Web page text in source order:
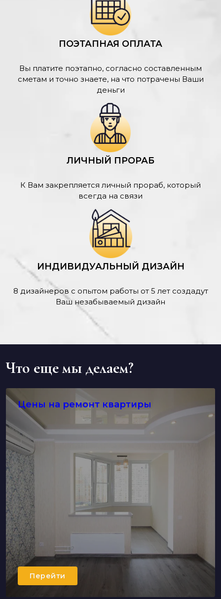
ПОЭТАПНАЯ ОПЛАТА
Вы платите поэтапно, согласно составленным
сметам и точно знаете, на что потрачены Ваши
деньги
ЛИЧНЫЙ ПРОРАБ
К Вам закрепляется личный прораб, который
всегда на связи
ИНДИВИДУАЛЬНЫЙ ДИЗАЙН
8 дизайнеров с опытом работы от 5 лет создадут
Ваш незабываемый дизайн
Что еще мы делаем?
Цены на ремонт квартиры
Перейти